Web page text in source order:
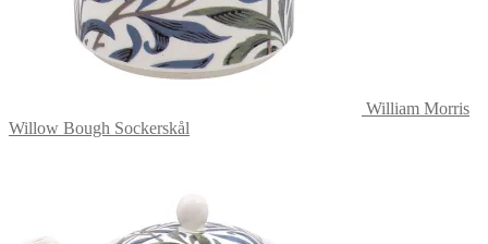
William Morris
Willow Bough Sockerskål